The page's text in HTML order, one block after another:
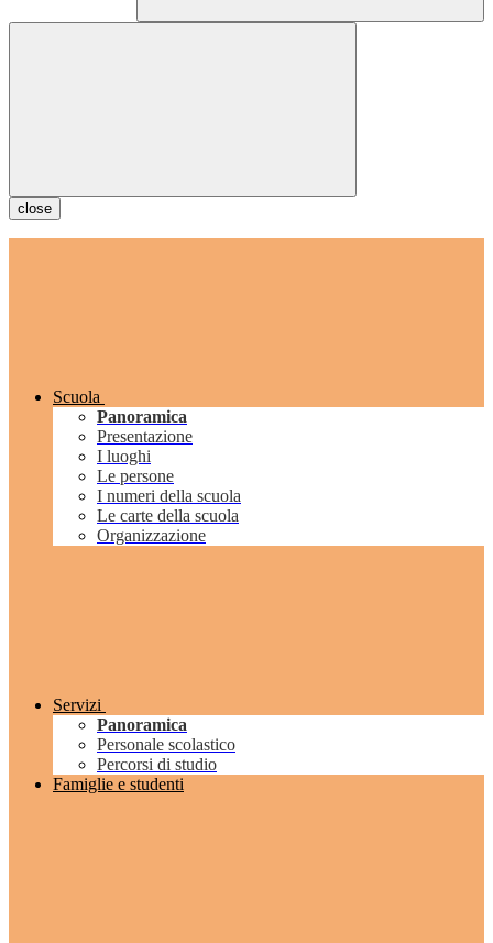
close
Scuola
Panoramica
Presentazione
I luoghi
Le persone
I numeri della scuola
Le carte della scuola
Organizzazione
Servizi
Panoramica
Personale scolastico
Percorsi di studio
Famiglie e studenti